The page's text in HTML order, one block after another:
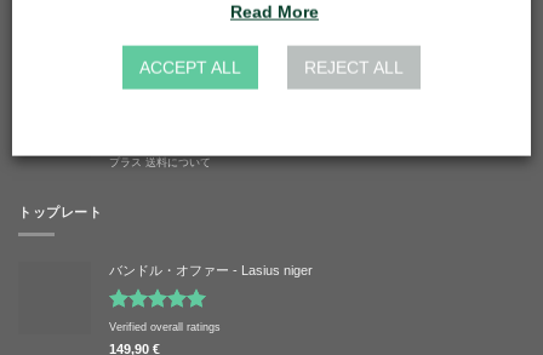
グリッドインサート-27mm-ステンレススチール
プラス 送料について
トップレート
バンドル・オファー - Lasius niger
5段階中
5.00の評価
Verified overall ratings
149,90 €
Read More
ACCEPT ALL REJECT ALL